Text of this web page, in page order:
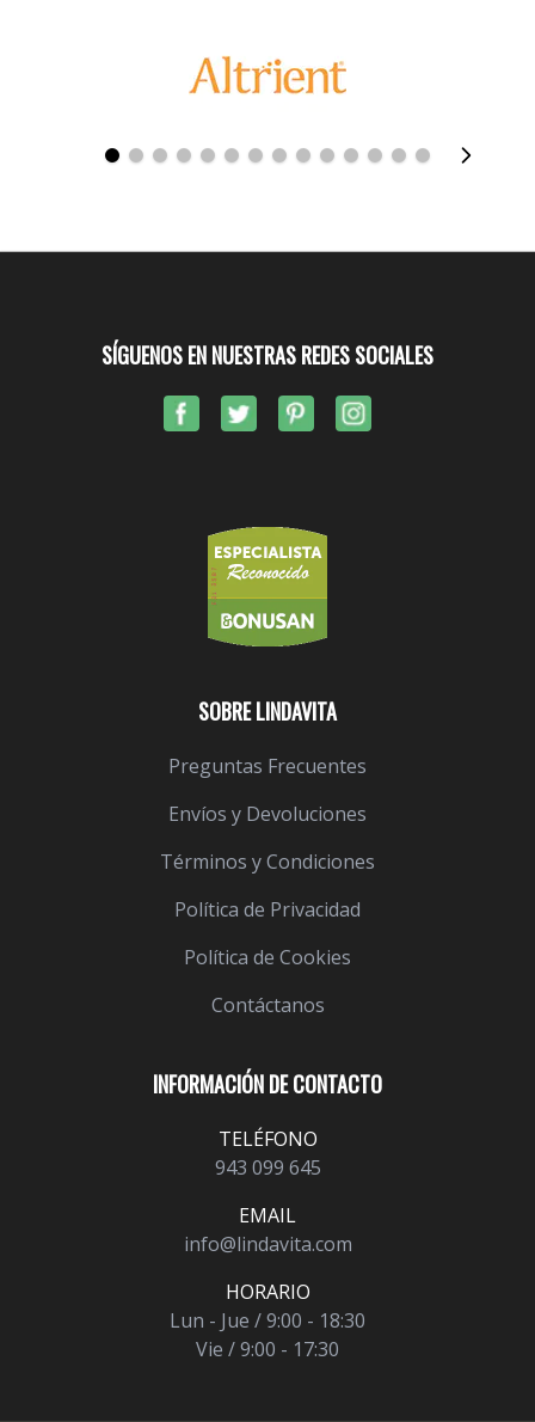
INFORMACIÓN DE CONTACTO
TELÉFONO
943 099 645
EMAIL
info@lindavita.com
HORARIO
Lun - Jue / 9:00 - 18:30
Vie / 9:00 - 17:30
SOBRE LINDAVITA
Preguntas Frecuentes
Envíos y Devoluciones
Términos y Condiciones
Política de Privacidad
Política de Cookies
Contáctanos
SÍGUENOS EN NUESTRAS REDES SOCIALES